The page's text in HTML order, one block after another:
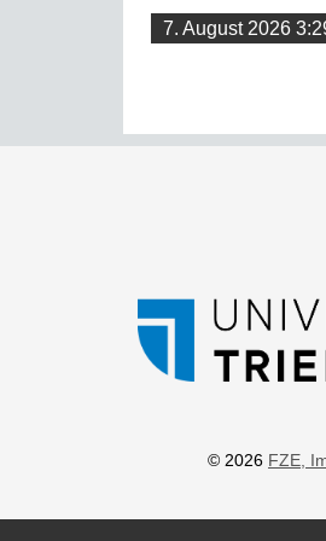
7. August 2026
© 2026 FZE ,